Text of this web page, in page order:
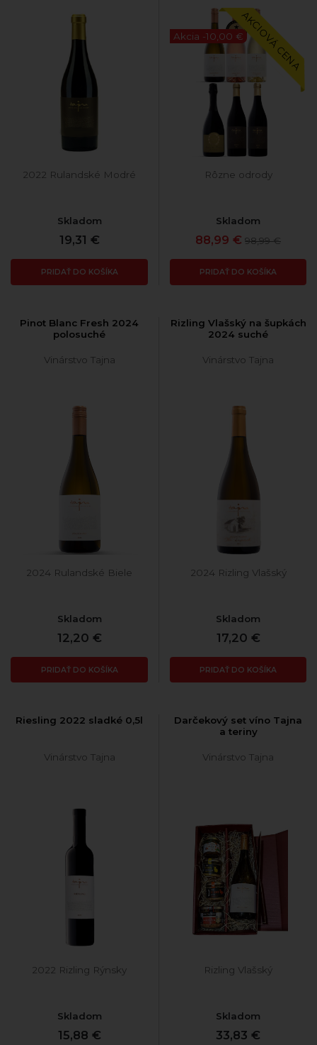
2022 Rulandské Modré
Skladom
19,31 €
PRIDAŤ DO KOŠÍKA
Akcia -10,00 €AKCIOVÁ CENA
Rôzne odrody
Skladom
88,99 € 98,99 €
PRIDAŤ DO KOŠÍKA
Pinot Blanc Fresh 2024
polosuché
Vinárstvo Tajna
2024 Rulandské Biele
Skladom
12,20 €
PRIDAŤ DO KOŠÍKA
Rizling Vlašský na šupkách
2024 suché
Vinárstvo Tajna
2024 Rizling Vlašský
Skladom
17,20 €
PRIDAŤ DO KOŠÍKA
Riesling 2022 sladké 0,5l
Vinárstvo Tajna
2022 Rizling Rýnsky
Skladom
15,88 €
Darčekový set víno Tajna
a teriny
Vinárstvo Tajna
Rizling Vlašský
Skladom
33,83 €